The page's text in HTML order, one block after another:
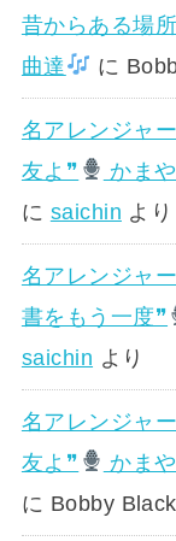
昔からある場
曲達
に
名アレンジャ
友よ❞
かま
に saichin より
名アレンジャ
書をもう一度❞
saichin より
名アレンジャ
友よ❞
かま
に Bobby Black